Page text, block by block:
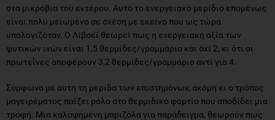
στα μικρόβια του εντέρου. Αυτό το ενεργειακό μερίδιο επομένως
είναι πολύ μειωμένο σε σχέση με εκείνο που ως τώρα
υπολογιζόταν. Ο Λίβσεϊ θεωρεί πως η ενεργειακή αξία των
φυτικών ινών είναι 1,5 θερμίδες/γραμμάριο και όχι 2, κι ότι οι
πρωτεΐνες αποφέρουν 3,2 θερμίδες/γραμμάριο αντί για 4.
Σύμφωνα με αυτή τη μερίδα των επιστημόνων, ακόμη κι ο τρόπος
μαγειρέματος παίζει ρόλο στο θερμιδικό φορτίο που αποδίδει μια
τροφή. Μια καλοψημένη μπριζόλα για παράδειγμα, θεωρούν πως